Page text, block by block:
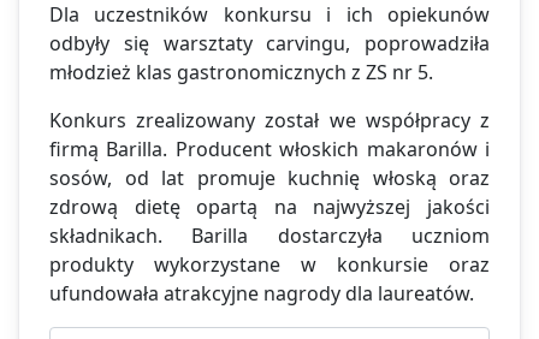
Dla uczestników konkursu i ich opiekunów
odbyły się warsztaty carvingu, poprowadziła
młodzież klas gastronomicznych z ZS nr 5.
Konkurs zrealizowany został we współpracy z
firmą Barilla. Producent włoskich makaronów i
sosów, od lat promuje kuchnię włoską oraz
zdrową dietę opartą na najwyższej jakości
składnikach. Barilla dostarczyła uczniom
produkty wykorzystane w konkursie oraz
ufundowała atrakcyjne nagrody dla laureatów.